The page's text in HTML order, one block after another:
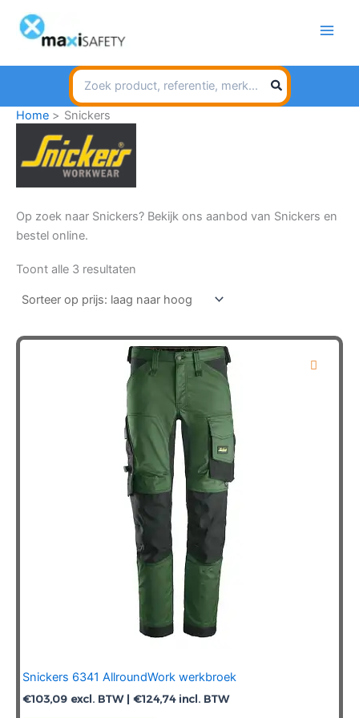
naar
inhoud
Search
for:
Home
Snickers
Op zoek naar Snickers? Bekijk ons aanbod van Snickers en
bestel online.
Toont alle 3 resultaten
laag
Snickers 6341 AllroundWork werkbroek
€103,09 excl. BTW | €124,74incl. BTW